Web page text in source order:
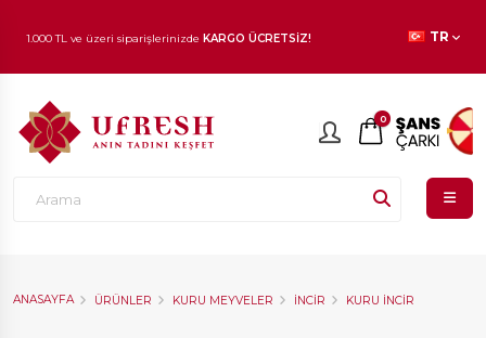
1.000 TL ve üzeri siparişlerinizde KARGO ÜCRETSİZ!
En beğenilen ürünlerdeİNDİRİMfırsatı!
TR
0
ANASAYFA ÜRÜNLER KURU MEYVELER İNCIR KURU İNCIR